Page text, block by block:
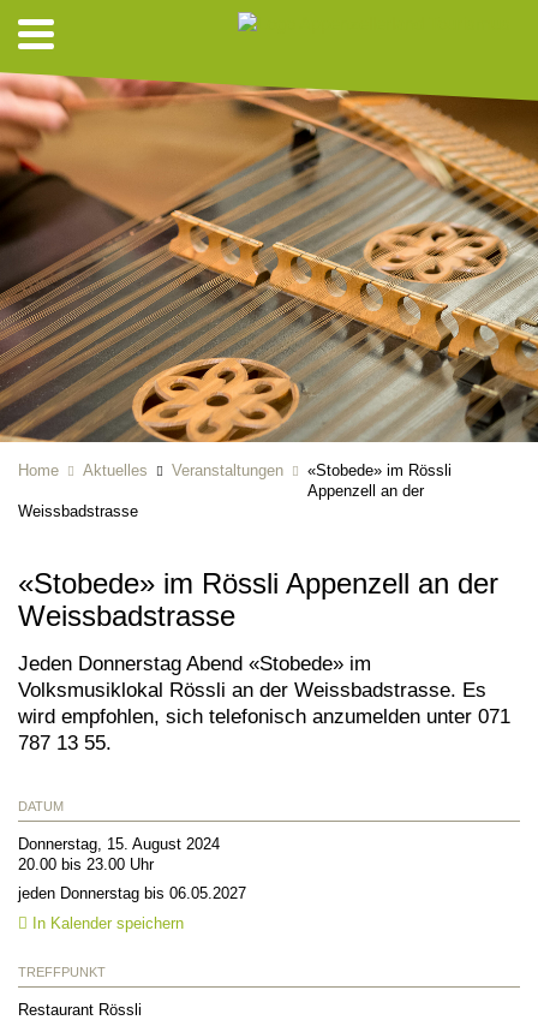
Home Aktuelles Veranstaltungen
«Stobede» im Rössli
Appenzell an der
Weissbadstrasse
«Stobede» im Rössli Appenzell an der
Weissbadstrasse
Jeden Donnerstag Abend «Stobede» im
Volksmusiklokal Rössli an der Weissbadstrasse. Es
wird empfohlen, sich telefonisch anzumelden unter 071
787 13 55.
DATUM
Donnerstag, 15. August 2024
20.00 bis 23.00 Uhr
jeden Donnerstag bis 06.05.2027
In Kalender speichern
TREFFPUNKT
Restaurant Rössli